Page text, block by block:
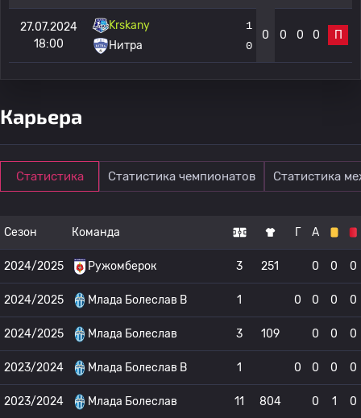
27.07.2024
18:00
Krskany
Нитра
1
0
0 0 0 0 П
Карьера
Статистика Статистика чемпионатов Статистика
Сезон Команда Г А
2024/2025 Ружомберок 3 251 0 0 0
2024/2025 Млада Болеслав B 1 0 0 0 0
2024/2025 Млада Болеслав 3 109 0 0 0
2023/2024 Млада Болеслав B 1 0 0 0 0
2023/2024 Млада Болеслав 11 804 0 1 0